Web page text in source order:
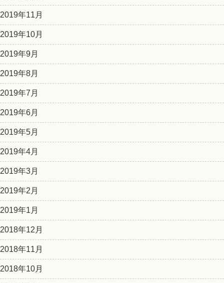
2019年11月
2019年10月
2019年9月
2019年8月
2019年7月
2019年6月
2019年5月
2019年4月
2019年3月
2019年2月
2019年1月
2018年12月
2018年11月
2018年10月